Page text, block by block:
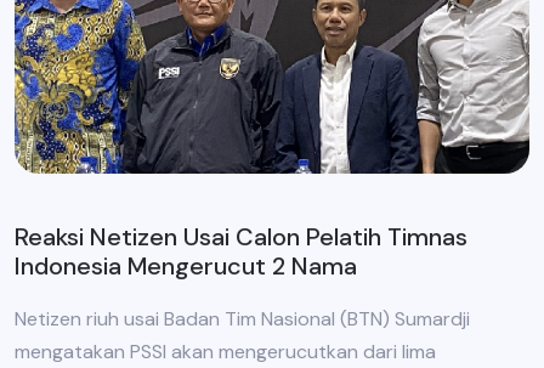
Reaksi Netizen Usai Calon Pelatih Timnas
Indonesia Mengerucut 2 Nama
Netizen riuh usai Badan Tim Nasional (BTN) Sumardji
mengatakan PSSI akan mengerucutkan dari lima